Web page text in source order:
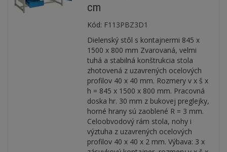
cm
Kód: F113PBZ3D1
Dielenský stôl s kontajnermi 845 x
1500 x 800 mm Zvarovaná, velmi
tuhá a stabilná konštrukcia stola
zhotovená z uzavrených ocelových
profilov 40 x 40 mm. Rozmery v x š x
h = 845 x 1500 x 800 mm. Pracovná
doska hr. 30 mm z bukovej preglejky,
horné hrany sú zaoblené R = 3 mm.
Celoobvodový rám stola, nohy i
výztuha z uzavrených ocelových
profilov 40 x 40 x 2 mm. Výbava: 3 x